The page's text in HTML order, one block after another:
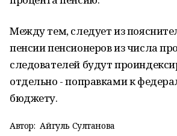
Между тем, следует из
пенсии пенсионеров из числа
следователей будут
отдельно - поправками к
бюджету.
Автор: Айгуль Султанова